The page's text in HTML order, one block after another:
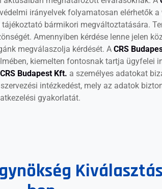
irányelvek folyamatosan elérhetők a
bármikori megváltoztatására.
Amennyiben kérdése lenne jelen
megválaszolja kérdését. A CRS
kiemelten fontosnak tartja ügyfelei
CRS Budapest Kft. a személyes adatokat
intézkedést, mely az adatok
gyakorlatát.